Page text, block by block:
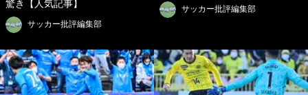
驚き【人気記事】
サッカー批評編集部
サッカー批評編集部